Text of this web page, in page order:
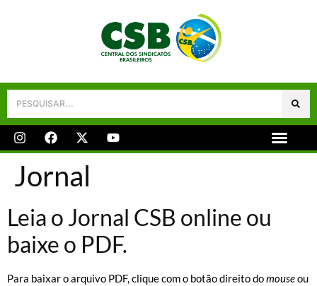
Jornal
Leia o Jornal CSB online ou
baixe o PDF.
Para baixar o arquivo PDF, clique com o botão direito domouseou